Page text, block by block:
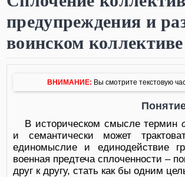
предупреждения и
воинском коллективе
ВНИМАНИЕ: Вы смотрите текстовую
В историческом смысле термин
и семантически может
единомыслие и единодействие
военная предтеча сплоченности –
друг к другу, стать как бы одним